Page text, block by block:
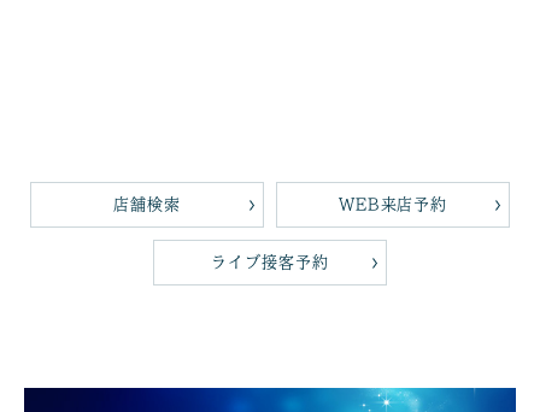
店舗検索 WEB来店予約
ライブ接客予約